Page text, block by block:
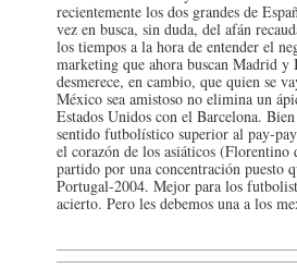
recientemente los dos grandes de
vez en busca, sin duda, del afán
los tiempos a la hora de entender el
marketing que ahora buscan Madrid y
desmerece, en cambio, que quien se
México sea amistoso no elimina un
Estados Unidos con el Barcelona.
sentido futbolístico superior al pay-
el corazón de los asiáticos
partido por una concentración puesto
Portugal-2004. Mejor para los
acierto. Pero les debemos una a los